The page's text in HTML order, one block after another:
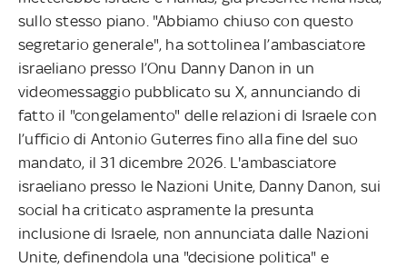
sullo stesso piano. "Abbiamo chiuso con questo
segretario generale", ha sottolinea l’ambasciatore
israeliano presso l’Onu Danny Danon in un
videomessaggio pubblicato su X, annunciando di
fatto il "congelamento" delle relazioni di Israele con
l’ufficio di Antonio Guterres fino alla fine del suo
mandato, il 31 dicembre 2026. L'ambasciatore
israeliano presso le Nazioni Unite, Danny Danon, sui
social ha criticato aspramente la presunta
inclusione di Israele, non annunciata dalle Nazioni
Unite, definendola una "decisione politica" e